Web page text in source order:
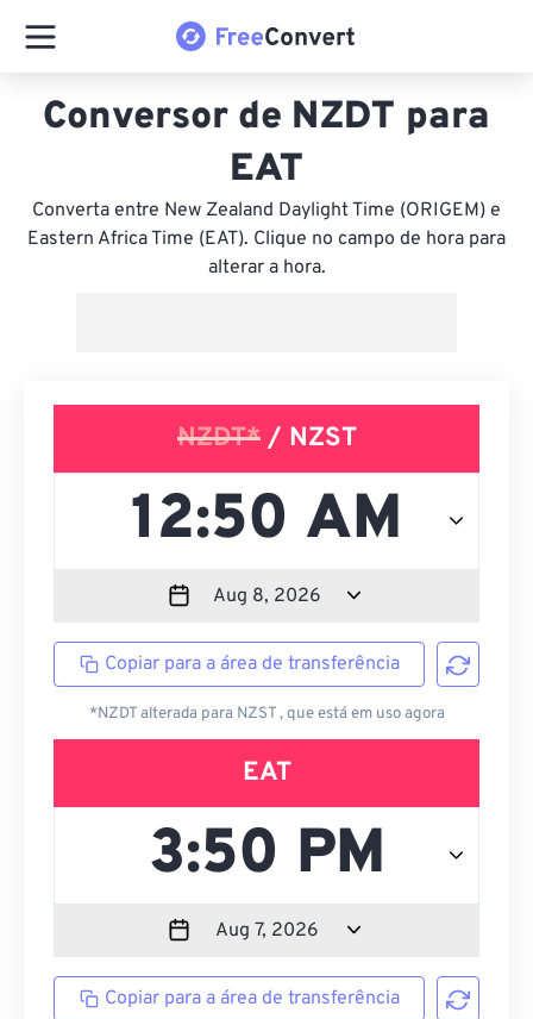
Conversor de NZDT para
EAT
Converta entre New Zealand Daylight Time (ORIGEM) e
Eastern Africa Time (EAT). Clique no campo de hora para
alterar a hora.
NZDT*/ NZST
Copiar para a área de transferência
*NZDT alterada para NZST , que está em uso agora
EAT
Copiar para a área de transferência